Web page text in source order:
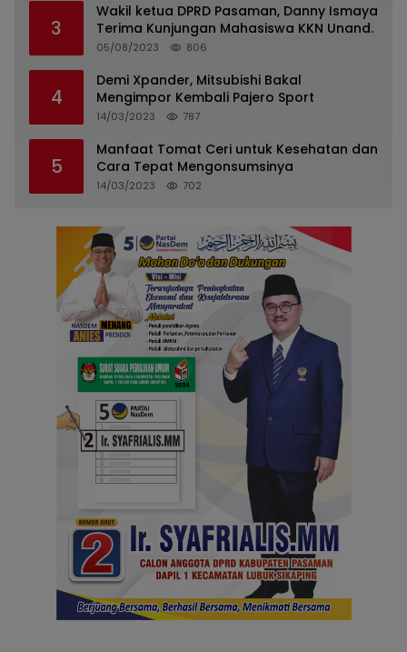
3
Wakil ketua DPRD Pasaman, Danny Ismaya
Terima Kunjungan Mahasiswa KKN Unand.
05/08/2023 806
4
Demi Xpander, Mitsubishi Bakal
Mengimpor Kembali Pajero Sport
14/03/2023 787
5
Manfaat Tomat Ceri untuk Kesehatan dan
Cara Tepat Mengonsumsinya
14/03/2023 702